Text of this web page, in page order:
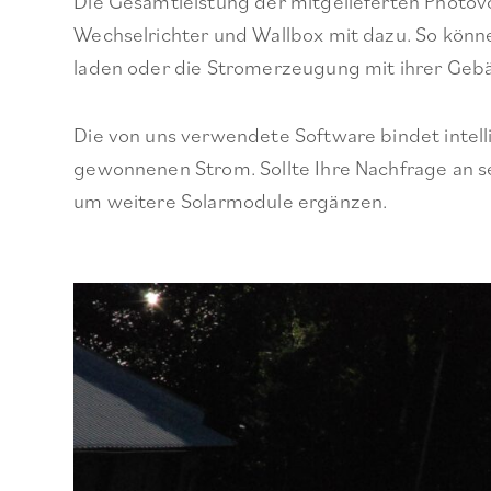
Wechselrichter und Wallbox mit dazu. So
laden oder die Stromerzeugung mit ihrer
Die von uns verwendete Software bindet
gewonnenen Strom. Sollte Ihre Nachfrage
um weitere Solarmodule ergänzen.